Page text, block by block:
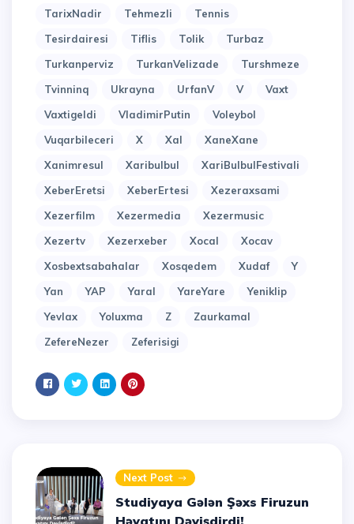
TarixNadir
Tehmezli
Tennis
Tesirdairesi
Tiflis Tolik
Turbaz
Turkanperviz
TurkanVelizade
Turshmeze
Tvinninq
Ukrayna UrfanV V
Vaxt
Vaxtigeldi
VladimirPutin
Voleybol
Vuqarbileceri
X Xal
XaneXane
Xanimresul
Xaribulbul
XariBulbulFestivali
XeberEretsi
XeberErtesi
Xezeraxsami
Xezerfilm
Xezermedia
Xezermusic
Xezertv
Xezerxeber Xocal
Xocav
Xosbextsabahalar
Xosqedem Xudaf
Y
Yan
YAP Yaral YareYare
Yeniklip
Yevlax
Yoluxma Z
Zaurkamal
ZefereNezer
Zeferisigi
Next Post
Studiyaya Gələn Şəxs Firuzun